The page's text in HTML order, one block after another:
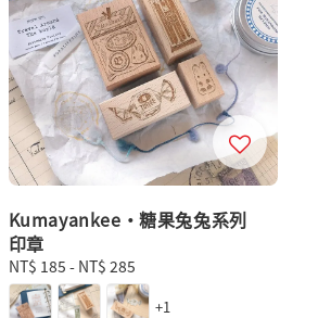
Kumayankee・糖果兔兔系列
印章
Regular
price
NT$ 185 - NT$ 285
+1